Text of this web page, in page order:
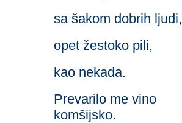
sa šakom dobrih ljudi,
opet žestoko pili,
kao nekada.
Prevarilo me vino
komšijsko.